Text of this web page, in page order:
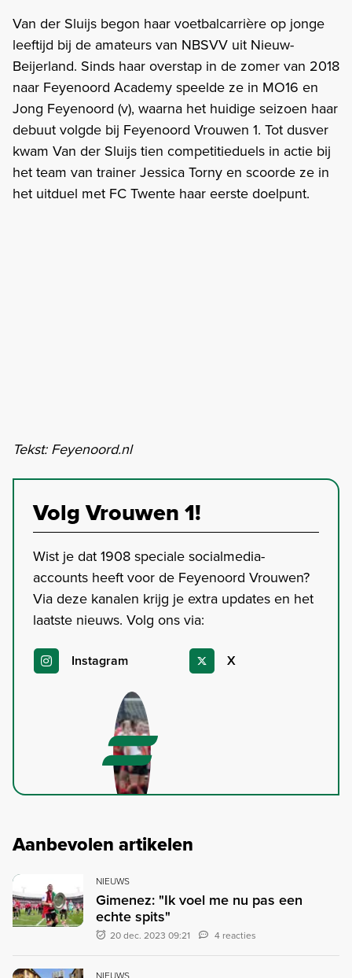
Van der Sluijs begon haar voetbalcarrière op jonge
leeftijd bij de amateurs van NBSVV uit Nieuw-
Beijerland. Sinds haar overstap in de zomer van 2018
naar Feyenoord Academy speelde ze in MO16 en
Jong Feyenoord (v), waarna het huidige seizoen haar
debuut volgde bij Feyenoord Vrouwen 1. Tot dusver
kwam Van der Sluijs tien competitieduels in actie bij
het team van trainer Jessica Torny en scoorde ze in
het uitduel met FC Twente haar eerste doelpunt.
Tekst: Feyenoord.nl
Volg Vrouwen 1!
Wist je dat 1908 speciale socialmedia-
accounts heeft voor de Feyenoord Vrouwen?
Via deze kanalen krijg je extra updates en het
laatste nieuws. Volg ons via:
Instagram X
Aanbevolen artikelen
NIEUWS
Gimenez: "Ik voel me nu pas een
echte spits"
20 dec. 2023 09:21 4 reacties
NIEUWS